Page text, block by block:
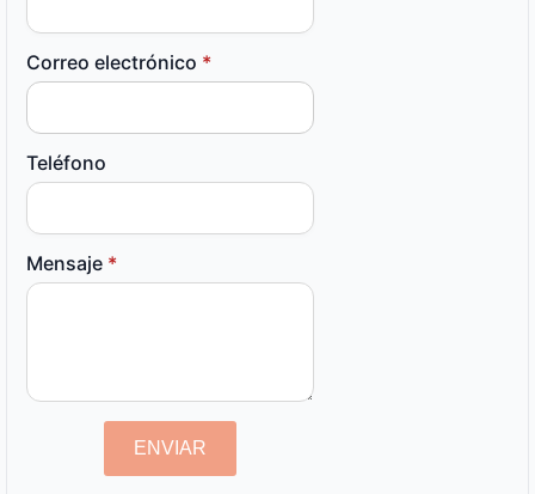
Correo electrónico *
Teléfono
Mensaje *
ENVIAR